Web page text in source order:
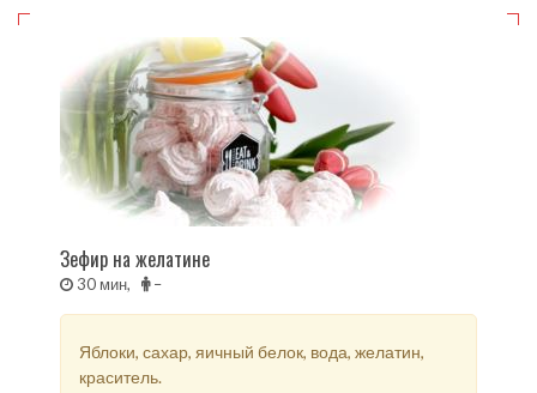
Зефир на желатине
30 мин, –
Яблоки, сахар, яичный белок, вода, желатин,
краситель.